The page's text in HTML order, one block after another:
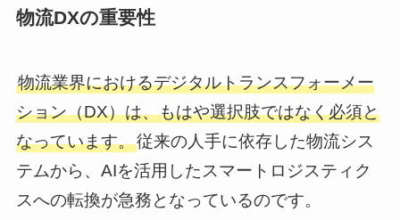
物流DXの重要性
物流業界におけるデジタルトランスフォーメー
ション（DX）は、もはや選択肢ではなく必須と
なっています。従来の人手に依存した物流シス
テムから、AIを活用したスマートロジスティク
スへの転換が急務となっているのです。